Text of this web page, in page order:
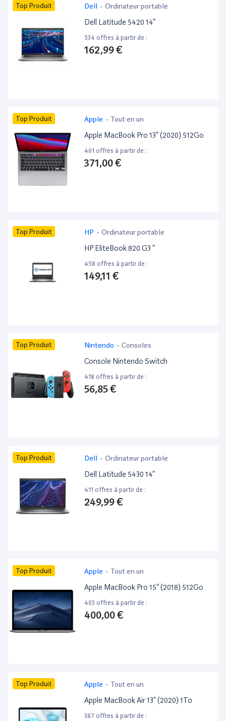
Top Produit Dell - Ordinateur portable
Dell Latitude 5420 14”
534 offres à partir de :
162,99 €
Top Produit Apple - Tout en un
Apple MacBook Pro 13” (2020) 512Go
461 offres à partir de :
371,00 €
Top Produit HP - Ordinateur portable
HP EliteBook 820 G3 ”
458 offres à partir de :
149,11 €
Top Produit Nintendo - Consoles
Console Nintendo Switch
418 offres à partir de :
56,85 €
Top Produit Dell - Ordinateur portable
Dell Latitude 5430 14”
411 offres à partir de :
249,99 €
Top Produit Apple - Tout en un
Apple MacBook Pro 15” (2018) 512Go
403 offres à partir de :
400,00 €
Top Produit Apple - Tout en un
Apple MacBook Air 13” (2020) 1To
387 offres à partir de :